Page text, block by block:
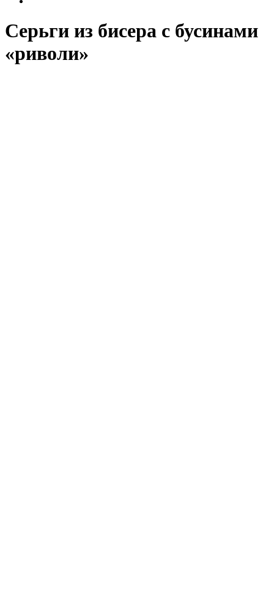
Серьги из бисера с бусинами
«риволи»